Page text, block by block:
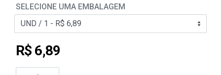
SELECIONE UMA EMBALAGEM
R$ 6,89